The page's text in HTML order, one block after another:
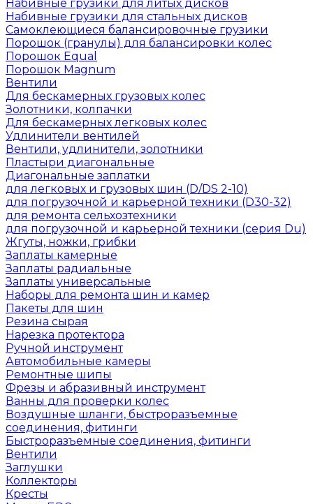
Набивные грузики для литых дисков
Набивные грузики для стальных дисков
Самоклеющиеся балансировочные грузики
Порошок (гранулы) для балансировки колес
Порошок Equal
Порошок Magnum
Вентили
Для бескамерных грузовых колес
Золотники, колпачки
Для бескамерных легковых колес
Удлинители вентилей
Вентили, удлинители, золотники
Пластыри диагональные
Диагональные заплатки
для легковых и грузовых шин (D/DS 2-10)
для погрузочной и карьерной техники (D30-32)
для ремонта сельхозтехники
для погрузочной и карьерной техники (серия Du)
Жгуты, ножки, грибки
Заплаты камерные
Заплаты радиальные
Заплаты универсальные
Наборы для ремонта шин и камер
Пакеты для шин
Резина сырая
Нарезка протектора
Ручной инструмент
Автомобильные камеры
Ремонтные шипы
Фрезы и абразивный инструмент
Ванны для проверки колес
Воздушные шланги, быстроразъемные
соединения, фитинги
Быстроразъемные соединения, фитинги
Вентили
Заглушки
Коллекторы
Кресты